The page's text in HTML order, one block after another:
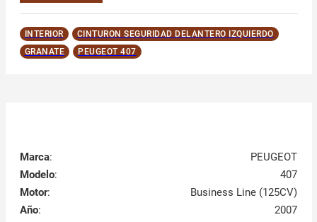
INTERIOR
CINTURON SEGURIDAD DELANTERO IZQUIERDO
GRANATE
PEUGEOT 407
Marca:
PEUGEOT
Modelo:
407
Motor:
Business Line (125CV)
Año: 2007